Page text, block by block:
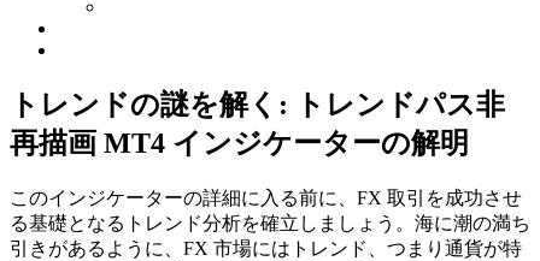
トレンドの謎を解く: トレンドパス非
再描画 MT4 インジケーターの解明
このインジケーターの詳細に入る前に、FX 取引を成功させ
る基礎となるトレンド分析を確立しましょう。海に潮の満ち
引き​​があるように、FX 市場にはトレンド、つまり通貨が特